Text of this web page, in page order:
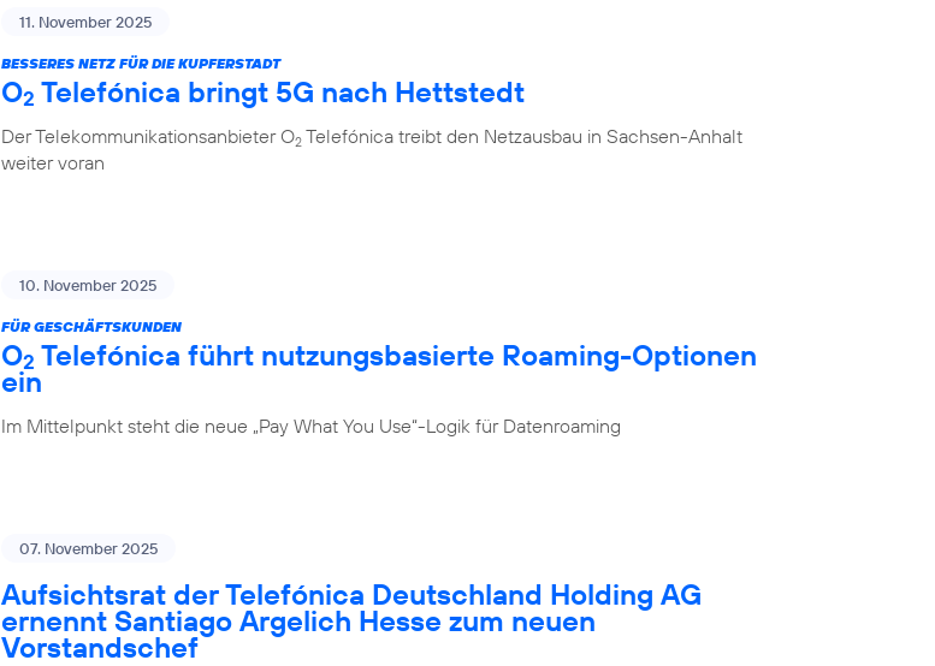
11. November 2025
BESSERES NETZ FÜR DIE KUPFERSTADT
O2 Telefónica bringt 5G nach Hettstedt
Der Telekommunikationsanbieter O2 Telefónica treibt den Netzausbau in Sachsen-Anhalt
weiter voran
10. November 2025
FÜR GESCHÄFTSKUNDEN
O2 Telefónica führt nutzungs­basierte Roaming-Optionen
ein
Im Mittelpunkt steht die neue „Pay What You Use“-Logik für Datenroaming
07. November 2025
Aufsichtsrat der Telefónica Deutschland Holding AG
ernennt Santiago Argelich Hesse zum neuen
Vorstandschef